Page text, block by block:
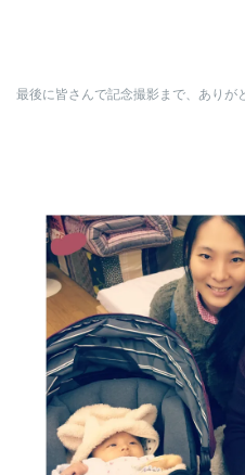
最後に皆さんで記念撮影まで、ありが